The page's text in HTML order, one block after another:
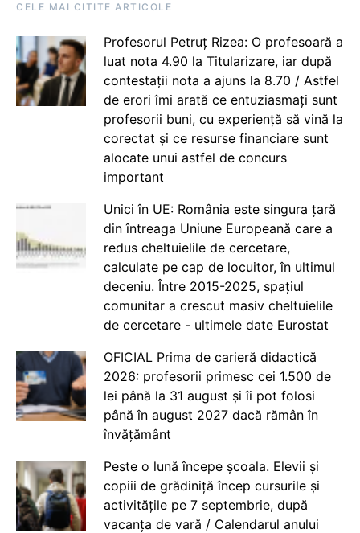
CELE MAI CITITE ARTICOLE
Profesorul Petruț Rizea: O profesoară a
luat nota 4.90 la Titularizare, iar după
contestații nota a ajuns la 8.70 / Astfel
de erori îmi arată ce entuziasmați sunt
profesorii buni, cu experiență să vină la
corectat și ce resurse financiare sunt
alocate unui astfel de concurs
important
Unici în UE: România este singura țară
din întreaga Uniune Europeană care a
redus cheltuielile de cercetare,
calculate pe cap de locuitor, în ultimul
deceniu. Între 2015-2025, spațiul
comunitar a crescut masiv cheltuielile
de cercetare - ultimele date Eurostat
OFICIAL Prima de carieră didactică
2026: profesorii primesc cei 1.500 de
lei până la 31 august și îi pot folosi
până în august 2027 dacă rămân în
învățământ
Peste o lună începe școala. Elevii și
copiii de grădiniță încep cursurile și
activitățile pe 7 septembrie, după
vacanța de vară / Calendarul anului